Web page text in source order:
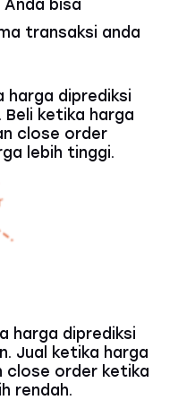
Anda bisa
transaksi anda
harga diprediksi
Beli ketika harga
close order
lebih tinggi.
harga diprediksi
Jual ketika harga
close order ketika
rendah.